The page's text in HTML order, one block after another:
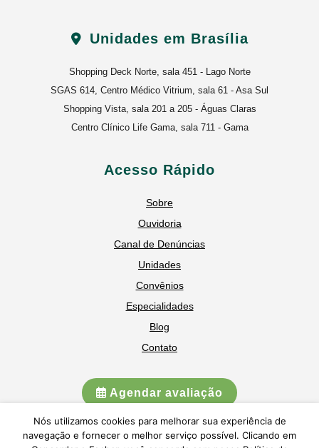
Unidades em Brasília
Shopping Deck Norte, sala 451 - Lago Norte
SGAS 614, Centro Médico Vitrium, sala 61 - Asa Sul
Shopping Vista, sala 201 a 205 - Águas Claras
Centro Clínico Life Gama, sala 711 - Gama
Acesso Rápido
Sobre
Ouvidoria
Canal de Denúncias
Unidades
Convênios
Especialidades
Blog
Contato
Agendar avaliação
Nós utilizamos cookies para melhorar sua experiência de
navegação e fornecer o melhor serviço possível. Clicando em